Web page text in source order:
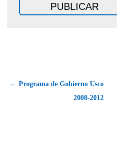
← Programa de Gobierno Usco
2008-2012